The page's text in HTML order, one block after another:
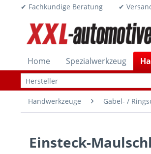
✔ Fachkundige Beratung ✔
Home Spezialwerkzeug
Handwerkzeuge Gabel- /
Einsteck-